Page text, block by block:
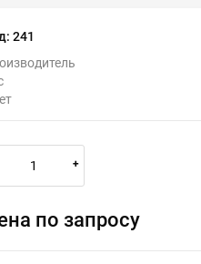
241
+
по запросу